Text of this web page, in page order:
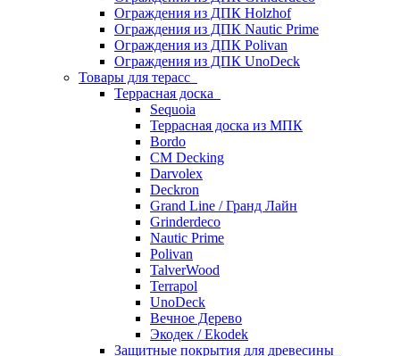
Ограждения из ДПК Holzhof
Ограждения из ДПК Nautic Prime
Ограждения из ДПК Polivan
Ограждения из ДПК UnoDeck
Товары для терасс
Террасная доска
Sequoia
Террасная доска из МПК
Bordo
CM Decking
Darvolex
Deckron
Grand Line / Гранд Лайн
Grinderdeco
Nautic Prime
Polivan
TalverWood
Terrapol
UnoDeck
Вечное Дерево
Экодек / Ekodek
Защитные покрытия для древесины